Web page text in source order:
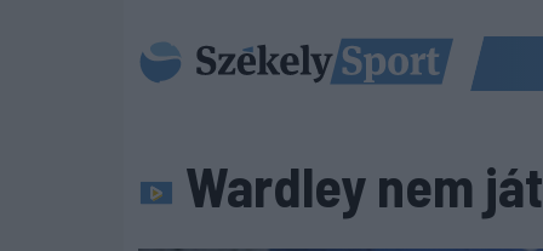
Wardley nem